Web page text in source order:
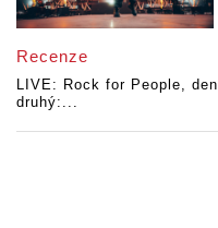
Recenze
LIVE: Rock for People, den
druhý:...